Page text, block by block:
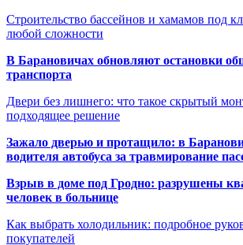
Строительство бассейнов и хамамов под
любой сложности
В Барановичах обновляют остановки
транспорта
Двери без лишнего: что такое скрытый
подходящее решение
Зажало дверью и протащило: в
водителя автобуса за травмирование
Взрыв в доме под Гродно: разрушены
человек в больнице
Как выбрать холодильник: подробное
покупателей